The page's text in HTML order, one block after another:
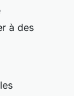
à des